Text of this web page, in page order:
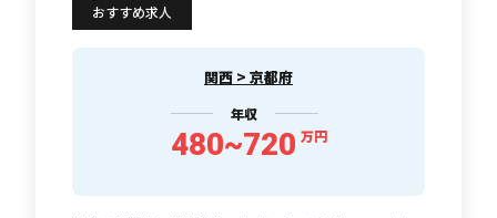
おすすめ求人
関西 > 京都府
年収
480~720 万円